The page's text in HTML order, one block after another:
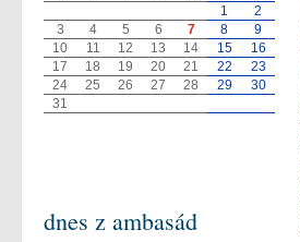
1
2
3
4 5 6 7 8
9
10
11 12 13 14 15
16
17
18 19 20 21 22
23
24
25 26 27 28 29
30
31
dnes z ambasád